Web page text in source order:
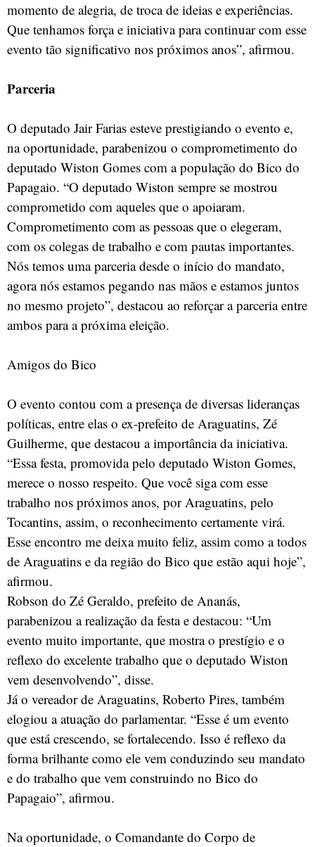
momento de alegria, de troca de ideias e experiências.
Que tenhamos força e iniciativa para continuar com esse
evento tão significativo nos próximos anos”, afirmou.
Parceria
O deputado Jair Farias esteve prestigiando o evento e,
na oportunidade, parabenizou o comprometimento do
deputado Wiston Gomes com a população do Bico do
Papagaio. “O deputado Wiston sempre se mostrou
comprometido com aqueles que o apoiaram.
Comprometimento com as pessoas que o elegeram,
com os colegas de trabalho e com pautas importantes.
Nós temos uma parceria desde o início do mandato,
agora nós estamos pegando nas mãos e estamos juntos
no mesmo projeto”, destacou ao reforçar a parceria entre
ambos para a próxima eleição.
Amigos do Bico
O evento contou com a presença de diversas lideranças
políticas, entre elas o ex-prefeito de Araguatins, Zé
Guilherme, que destacou a importância da iniciativa.
“Essa festa, promovida pelo deputado Wiston Gomes,
merece o nosso respeito. Que você siga com esse
trabalho nos próximos anos, por Araguatins, pelo
Tocantins, assim, o reconhecimento certamente virá.
Esse encontro me deixa muito feliz, assim como a todos
de Araguatins e da região do Bico que estão aqui hoje”,
afirmou.
Robson do Zé Geraldo, prefeito de Ananás,
parabenizou a realização da festa e destacou: “Um
evento muito importante, que mostra o prestígio e o
reflexo do excelente trabalho que o deputado Wiston
vem desenvolvendo”, disse.
Já o vereador de Araguatins, Roberto Pires, também
elogiou a atuação do parlamentar. “Esse é um evento
que está crescendo, se fortalecendo. Isso é reflexo da
forma brilhante como ele vem conduzindo seu mandato
e do trabalho que vem construindo no Bico do
Papagaio”, afirmou.
Na oportunidade, o Comandante do Corpo de